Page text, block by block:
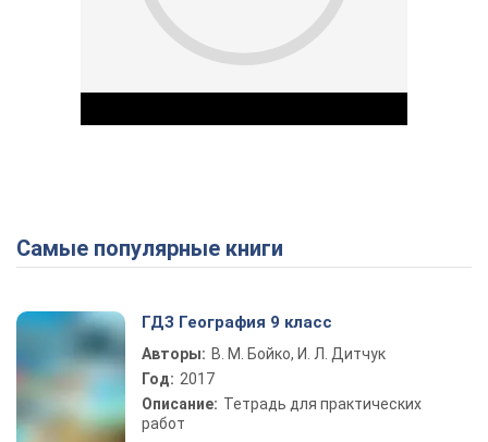
Play Video
Самые популярные книги
ГДЗ География 9 класс
Авторы: В. М. Бойко, И. Л. Дитчук
Год: 2017
Описание: Тетрадь для практических
работ